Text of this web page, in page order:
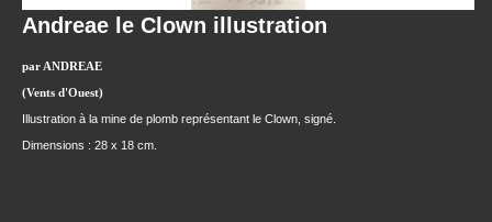
Andreae le Clown illustration
par ANDREAE
(Vents d'Ouest)
Illustration à la mine de plomb représentant le Clown, signé.
Dimensions : 28 x 18 cm.